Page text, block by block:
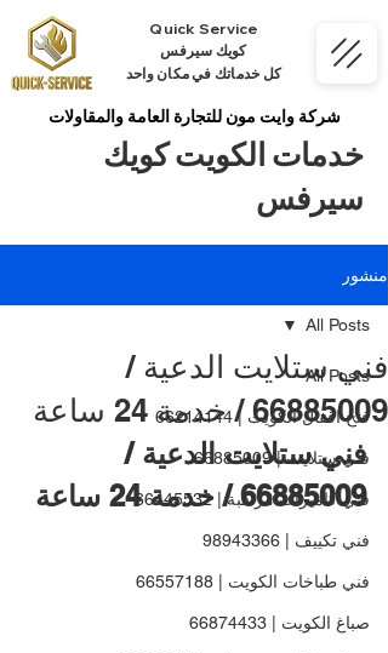
Quick Service
كويك سيرفس
كل خدماتك في مكان واحد
شركة وايت مون للتجارة العامة والمقاولات
خدمات الكويت كويك
سيرفس
منشور
All Posts
فتح اقفال الكويت | 66214144
فني ستلايت | 66885009
فني كاميرات مراقبة | 66445532
فني تكييف | 98943366
فني طباخات الكويت | 66557188
صباغ الكويت | 66874433
All Posts
فني ستلايت الدعية /
66885009 / خدمة 24 ساعة
فني ستلايت الدعية /
66885009 / خدمة 24 ساعة